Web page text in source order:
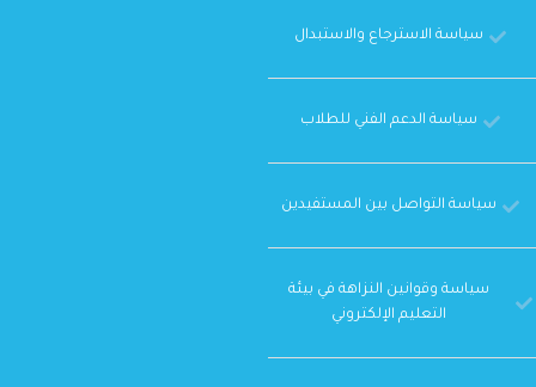
سياسة الاسترجاع والاستبدال
سياسة الدعم الفني للطلاب
سياسة التواصل بين المستفيدين
سياسة وقوانين النزاهة في بيئة
التعليم الإلكتروني